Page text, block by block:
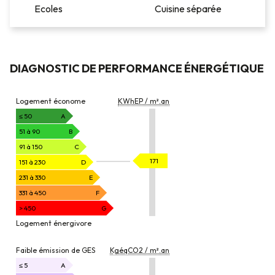
Ecoles
Cuisine séparée
DIAGNOSTIC DE PERFORMANCE ÉNERGÉTIQUE
DE
PERFORMANCE
ÉNERGÉTIQUE
Logement économe KWhEP / m².an
≤ 50
A
51 à 90
B
91 à 150
C
151 à 230
D
231 à 330
E
331 à 450
F
> 450
G
171KWhEP
Logement énergivore
DE
GAZ
Faible émission de GES KgéqCO2 / m².an
≤ 5
A